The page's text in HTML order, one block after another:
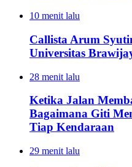
10 menit lalu
Callista Arum
Universitas
28 menit lalu
Ketika Jalan
Bagaimana Giti
Tiap Kendaraan
29 menit lalu